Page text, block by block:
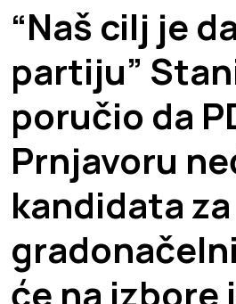
“Naš cilj je
partiju”
poručio da
Prnjavoru
kandidata za
će na izbore